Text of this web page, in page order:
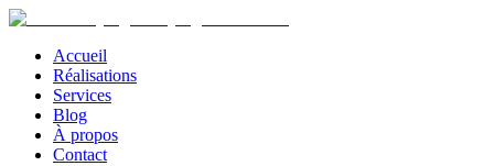
Accueil
Réalisations
Services
Blog
À propos
Contact